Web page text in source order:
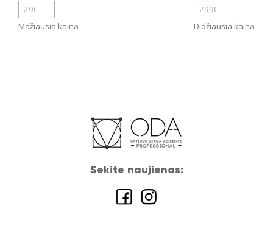
Mažiausia kaina Didžiausia kaina
Sekite naujienas: